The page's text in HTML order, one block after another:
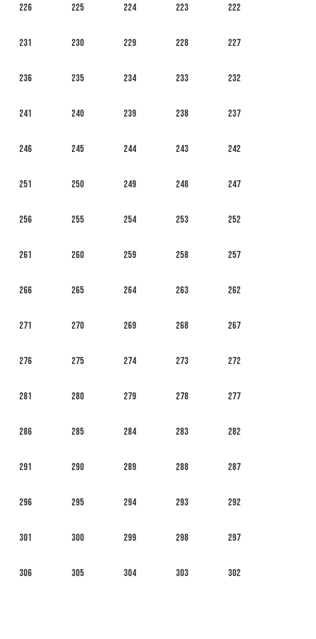
222
223
224
225
226
227
228
229
230
231
232
233
234
235
236
237
238
239
240
241
242
243
244
245
246
247
248
249
250
251
252
253
254
255
256
257
258
259
260
261
262
263
264
265
266
267
268
269
270
271
272
273
274
275
276
277
278
279
280
281
282
283
284
285
286
287
288
289
290
291
292
293
294
295
296
297
298
299
300
301
302
303
304
305
306